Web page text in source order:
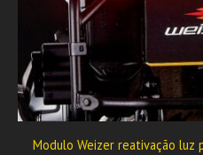
Modulo Weizer reativação luz